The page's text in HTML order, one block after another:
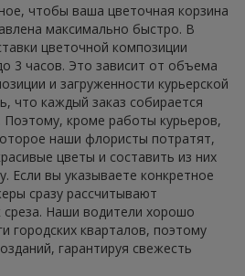
чтобы ваша цветочная корзина
максимально быстро. В
цветочной композиции
3 часов. Это зависит от объема
и загруженности курьерской
что каждый заказ собирается
Поэтому, кроме работы курьеров,
наши флористы потратят,
цветы и составить из них
Если вы указываете конкретное
сразу рассчитывают
среза. Наши водители хорошо
городских кварталов, поэтому
гарантируя свежесть